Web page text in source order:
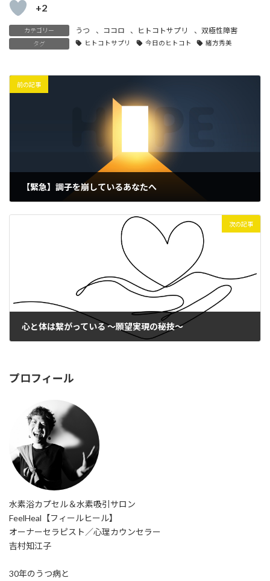
+2
カテゴリー うつ 、 ココロ 、 ヒトコトサプリ 、 双極性障害
タグ ヒトコトサプリ 今日のヒトコト 緒方秀美
前の記事
【緊急】調子を崩しているあなたへ
次の記事
心と体は繋がっている 〜願望実現の秘技〜
プロフィール
水素浴カプセル＆水素吸引サロン
FeelHeal【フィールヒール】
オーナーセラピスト／心理カウンセラー
吉村知江子
30年のうつ病と